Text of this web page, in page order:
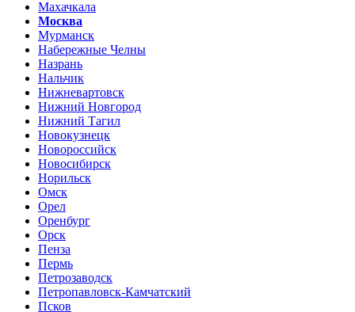
Махачкала
Москва
Мурманск
Набережные Челны
Назрань
Нальчик
Нижневартовск
Нижний Новгород
Нижний Тагил
Новокузнецк
Новороссийск
Новосибирск
Норильск
Омск
Орел
Оренбург
Орск
Пенза
Пермь
Петрозаводск
Петропавловск-Камчатский
Псков